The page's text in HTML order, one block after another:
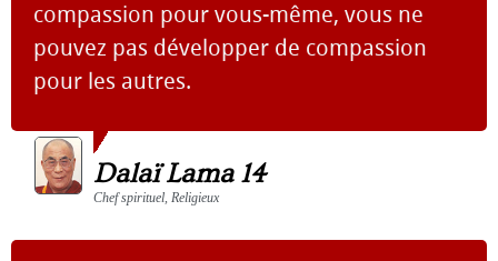
compassion pour vous-même, vous ne
pouvez pas développer de compassion
pour les autres.
Dalaï Lama 14
Chef spirituel, Religieux